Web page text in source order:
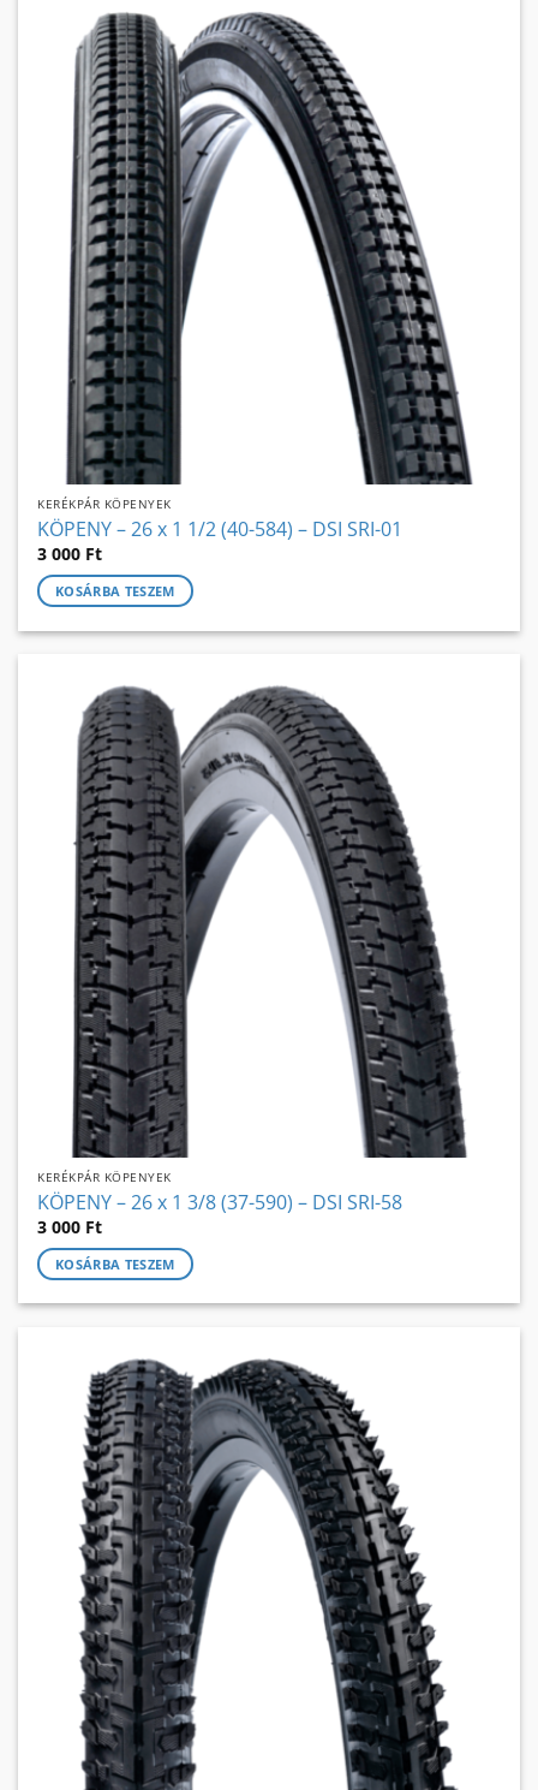
KERÉKPÁR KÖPENYEK
KÖPENY – 26 x 1 1/2 (40-584) – DSI SRI-01
3 000 Ft
KOSÁRBA TESZEM
KERÉKPÁR KÖPENYEK
KÖPENY – 26 x 1 3/8 (37-590) – DSI SRI-58
3 000 Ft
KOSÁRBA TESZEM